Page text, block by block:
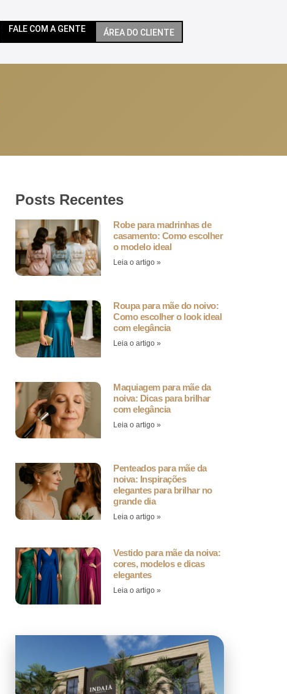
FALE COM A GENTE ÁREA DO CLIENTE
Posts Recentes
Robe para madrinhas de
casamento: Como escolher
o modelo ideal
Leia o artigo »
Roupa para mãe do noivo:
Como escolher o look ideal
com elegância
Leia o artigo »
Maquiagem para mãe da
noiva: Dicas para brilhar
com elegância
Leia o artigo »
Penteados para mãe da
noiva: Inspirações
elegantes para brilhar no
grande dia
Leia o artigo »
Vestido para mãe da noiva:
cores, modelos e dicas
elegantes
Leia o artigo »